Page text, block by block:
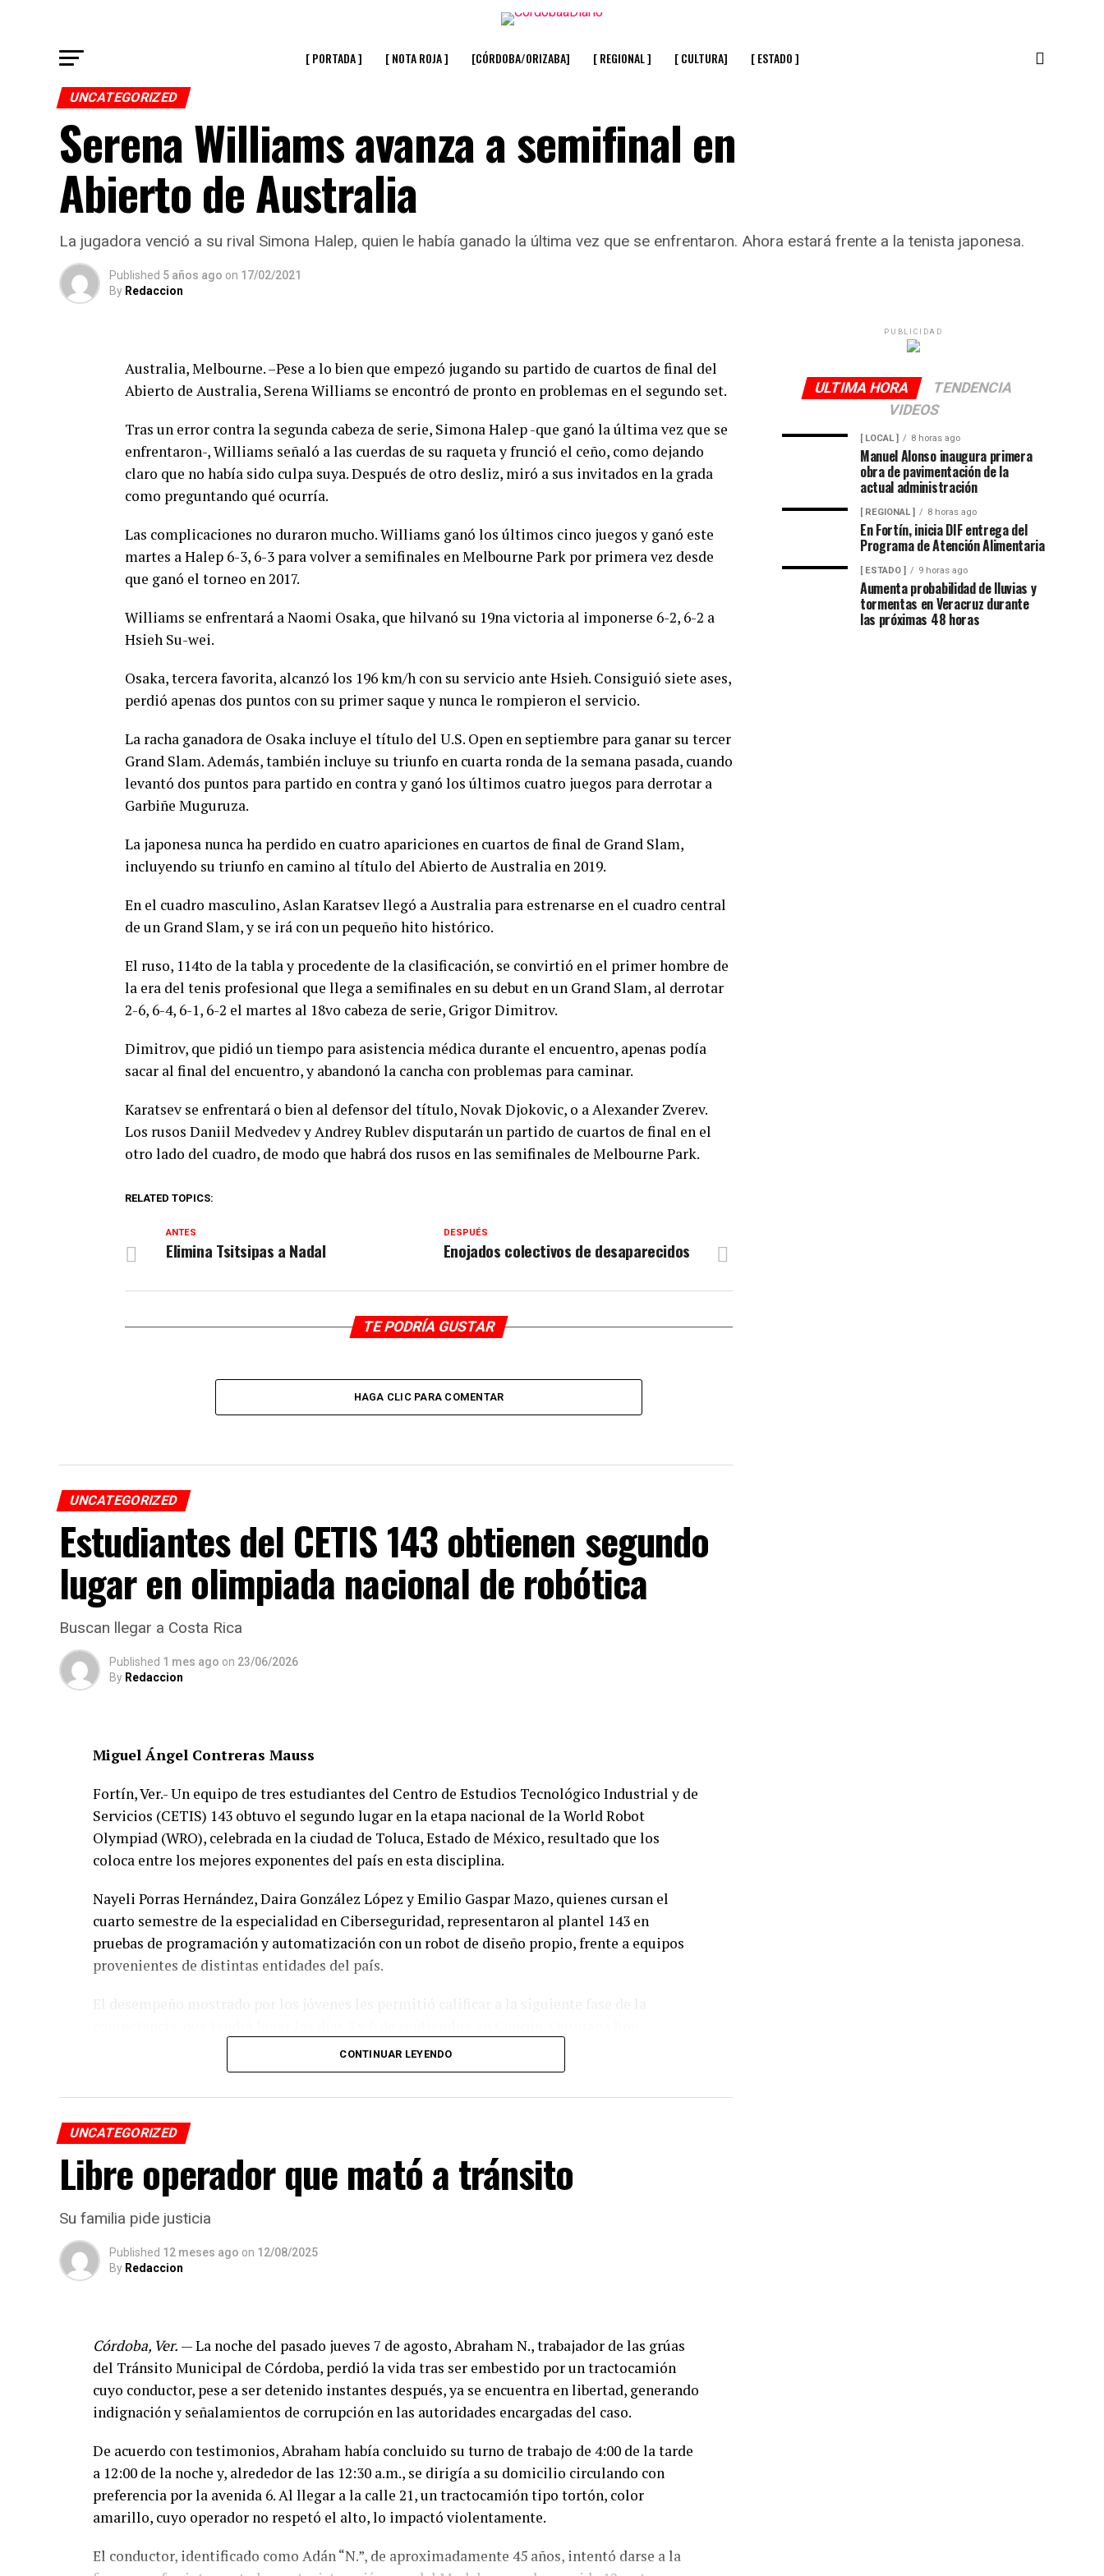
[ PORTADA ] [ NOTA ROJA ] [CÓRDOBA/ORIZABA] [ REGIONAL ] [ CULTURA] [ ESTADO ]
UNCATEGORIZED
Serena Williams avanza a semifinal en
Abierto de Australia
La jugadora venció a su rival Simona Halep, quien le había ganado la última vez que se enfrentaron. Ahora estará frente a la tenista japonesa.
Published 5 años ago on 17/02/2021
By Redaccion
Australia, Melbourne. –Pese a lo bien que empezó jugando su partido de cuartos de final del
Abierto de Australia, Serena Williams se encontró de pronto en problemas en el segundo set.
Tras un error contra la segunda cabeza de serie, Simona Halep -que ganó la última vez que se
enfrentaron-, Williams señaló a las cuerdas de su raqueta y frunció el ceño, como dejando
claro que no había sido culpa suya. Después de otro desliz, miró a sus invitados en la grada
como preguntando qué ocurría.
Las complicaciones no duraron mucho. Williams ganó los últimos cinco juegos y ganó este
martes a Halep 6-3, 6-3 para volver a semifinales en Melbourne Park por primera vez desde
que ganó el torneo en 2017.
Williams se enfrentará a Naomi Osaka, que hilvanó su 19na victoria al imponerse 6-2, 6-2 a
Hsieh Su-wei.
Osaka, tercera favorita, alcanzó los 196 km/h con su servicio ante Hsieh. Consiguió siete ases,
perdió apenas dos puntos con su primer saque y nunca le rompieron el servicio.
La racha ganadora de Osaka incluye el título del U.S. Open en septiembre para ganar su tercer
Grand Slam. Además, también incluye su triunfo en cuarta ronda de la semana pasada, cuando
levantó dos puntos para partido en contra y ganó los últimos cuatro juegos para derrotar a
Garbiñe Muguruza.
La japonesa nunca ha perdido en cuatro apariciones en cuartos de final de Grand Slam,
incluyendo su triunfo en camino al título del Abierto de Australia en 2019.
En el cuadro masculino, Aslan Karatsev llegó a Australia para estrenarse en el cuadro central
de un Grand Slam, y se irá con un pequeño hito histórico.
El ruso, 114to de la tabla y procedente de la clasificación, se convirtió en el primer hombre de
la era del tenis profesional que llega a semifinales en su debut en un Grand Slam, al derrotar
2-6, 6-4, 6-1, 6-2 el martes al 18vo cabeza de serie, Grigor Dimitrov.
Dimitrov, que pidió un tiempo para asistencia médica durante el encuentro, apenas podía
sacar al final del encuentro, y abandonó la cancha con problemas para caminar.
Karatsev se enfrentará o bien al defensor del título, Novak Djokovic, o a Alexander Zverev.
Los rusos Daniil Medvedev y Andrey Rublev disputarán un partido de cuartos de final en el
otro lado del cuadro, de modo que habrá dos rusos en las semifinales de Melbourne Park.
RELATED TOPICS:
DESPUÉS
Enojados colectivos de desaparecidos
ANTES
Elimina Tsitsipas a Nadal
TE PODRÍA GUSTAR
HAGA CLIC PARA COMENTAR
UNCATEGORIZED
Estudiantes del CETIS 143 obtienen segundo
lugar en olimpiada nacional de robótica
Buscan llegar a Costa Rica
Published 1 mes ago on 23/06/2026
By Redaccion
Miguel Ángel Contreras Mauss
Fortín, Ver.- Un equipo de tres estudiantes del Centro de Estudios Tecnológico Industrial y de
Servicios (CETIS) 143 obtuvo el segundo lugar en la etapa nacional de la World Robot
Olympiad (WRO), celebrada en la ciudad de Toluca, Estado de México, resultado que los
coloca entre los mejores exponentes del país en esta disciplina.
Nayeli Porras Hernández, Daira González López y Emilio Gaspar Mazo, quienes cursan el
cuarto semestre de la especialidad en Ciberseguridad, representaron al plantel 143 en
pruebas de programación y automatización con un robot de diseño propio, frente a equipos
provenientes de distintas entidades del país.
CONTINUAR LEYENDO
UNCATEGORIZED
Libre operador que mató a tránsito
Su familia pide justicia
Published 12 meses ago on 12/08/2025
By Redaccion
Córdoba, Ver. — La noche del pasado jueves 7 de agosto, Abraham N., trabajador de las grúas
del Tránsito Municipal de Córdoba, perdió la vida tras ser embestido por un tractocamión
cuyo conductor, pese a ser detenido instantes después, ya se encuentra en libertad, generando
indignación y señalamientos de corrupción en las autoridades encargadas del caso.
De acuerdo con testimonios, Abraham había concluido su turno de trabajo de 4:00 de la tarde
a 12:00 de la noche y, alrededor de las 12:30 a.m., se dirigía a su domicilio circulando con
preferencia por la avenida 6. Al llegar a la calle 21, un tractocamión tipo tortón, color
amarillo, cuyo operador no respetó el alto, lo impactó violentamente.
El conductor, identificado como Adán “N.”, de aproximadamente 45 años, intentó darse a la
PUBLICIDAD
ULTIMA HORA
TENDENCIA
VIDEOS
[ LOCAL ] 8 horas ago
Manuel Alonso inaugura primera
obra de pavimentación de la
actual administración
[ REGIONAL ] 8 horas ago
En Fortín, inicia DIF entrega del
Programa de Atención Alimentaria
[ ESTADO ] 9 horas ago
Aumenta probabilidad de lluvias y
tormentas en Veracruz durante
las próximas 48 horas